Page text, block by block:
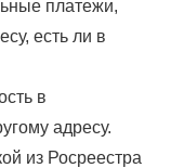
платежи,
есть ли в
в
адресу.
из Росреестра